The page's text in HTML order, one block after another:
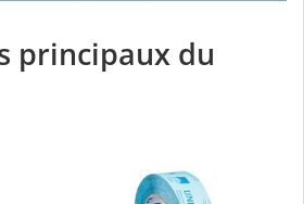
principaux du